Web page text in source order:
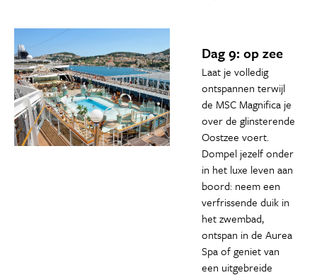
Dag 9: op zee
Laat je volledig
ontspannen terwijl
de MSC Magnifica je
over de glinsterende
Oostzee voert.
Dompel jezelf onder
in het luxe leven aan
boord: neem een
verfrissende duik in
het zwembad,
ontspan in de Aurea
Spa of geniet van
een uitgebreide